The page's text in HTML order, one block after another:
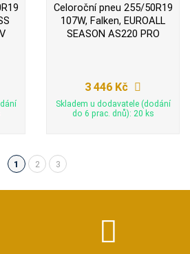
Celoroční pneu 255/50R19
107W, Falken, EUROALL
SEASON AS220 PRO
3 446 Kč
Skladem u dodavatele (dodání
do 6 prac. dnů): 20 ks
1(aktuální)
2 3